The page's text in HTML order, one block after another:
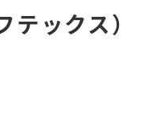
ックス）